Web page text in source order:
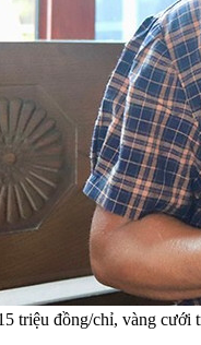
triệu đồng/chỉ, vàng cưới